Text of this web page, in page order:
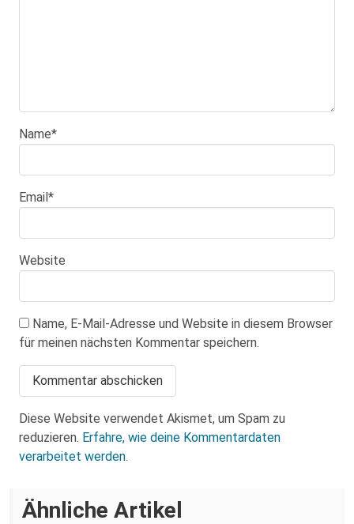
Name*
Email*
Website
Name, E-Mail-Adresse und Website in diesem Browser
für meinen nächsten Kommentar speichern.
Diese Website verwendet Akismet, um Spam zu
reduzieren. Erfahre, wie deine Kommentardaten
verarbeitet werden.
Ähnliche Artikel
Holocaustgedenktag in Coswig bei